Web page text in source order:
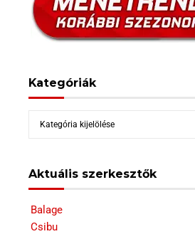
Kategóriák
Kategóriák
Aktuális szerkesztők
Balage
Csibu